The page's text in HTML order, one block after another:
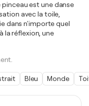
est une danse
avec la toile,
dans n'importe quel
la réflexion, une
Bleu Monde